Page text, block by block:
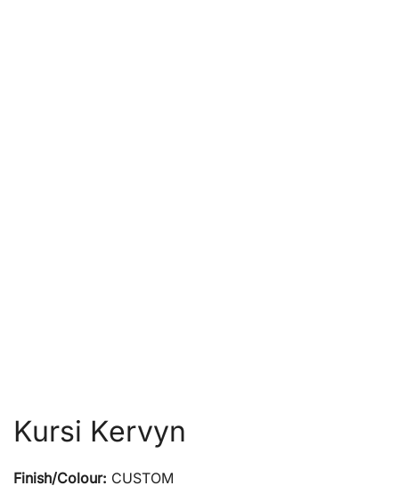
Kursi Kervyn
Finish/Colour: CUSTOM